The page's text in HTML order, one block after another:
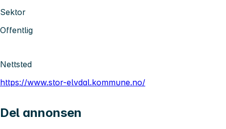
Sektor
Offentlig
Nettsted
https://www.stor-elvdal.kommune.no/
Del annonsen